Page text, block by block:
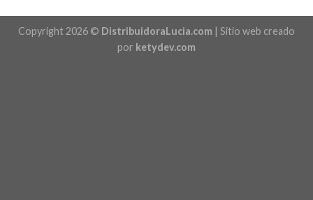
Copyright 2026 © DistribuidoraLucia.com | Sitio web creado
por ketydev.com